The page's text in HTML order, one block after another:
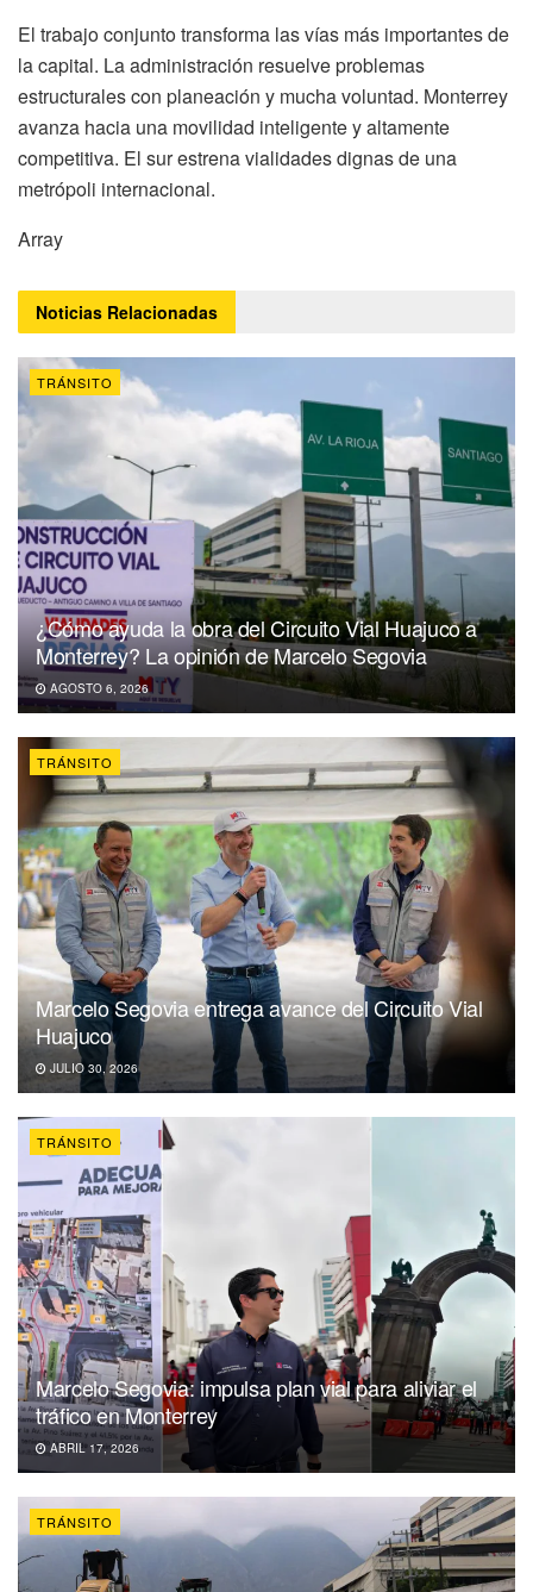
El trabajo conjunto transforma las vías más importantes de
la capital. La administración resuelve problemas
estructurales con planeación y mucha voluntad. Monterrey
avanza hacia una movilidad inteligente y altamente
competitiva. El sur estrena vialidades dignas de una
metrópoli internacional.
Array
Noticias Relacionadas
TRÁNSITO
¿Cómo ayuda la obra del Circuito Vial Huajuco a
Monterrey? La opinión de Marcelo Segovia
AGOSTO 6, 2026
TRÁNSITO
Marcelo Segovia entrega avance del Circuito Vial
Huajuco
JULIO 30, 2026
TRÁNSITO
Marcelo Segovia: impulsa plan vial para aliviar el
tráfico en Monterrey
ABRIL 17, 2026
TRÁNSITO